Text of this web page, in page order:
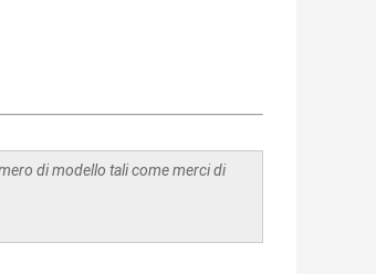
di modello tali come merci di